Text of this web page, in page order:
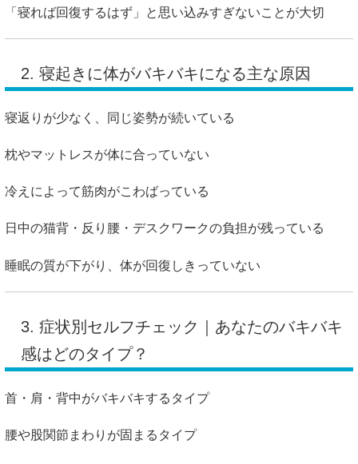
「寝れば回復するはず」と思い込みすぎないことが大切
2. 寝起きに体がバキバキになる主な原因
寝返りが少なく、同じ姿勢が続いている
枕やマットレスが体に合っていない
冷えによって筋肉がこわばっている
日中の猫背・反り腰・デスクワークの負担が残っている
睡眠の質が下がり、体が回復しきっていない
3. 症状別セルフチェック｜あなたのバキバキ
感はどのタイプ？
首・肩・背中がバキバキするタイプ
腰や股関節まわりが固まるタイプ